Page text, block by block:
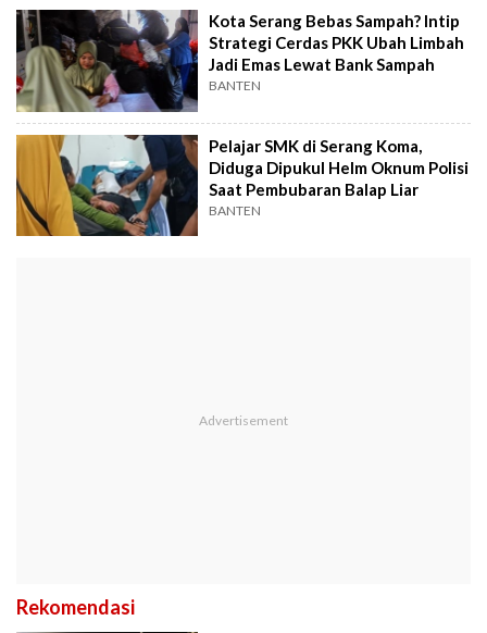
Kota Serang Bebas Sampah? Intip
Strategi Cerdas PKK Ubah Limbah
Jadi Emas Lewat Bank Sampah
BANTEN
Pelajar SMK di Serang Koma,
Diduga Dipukul Helm Oknum Polisi
Saat Pembubaran Balap Liar
BANTEN
Rekomendasi